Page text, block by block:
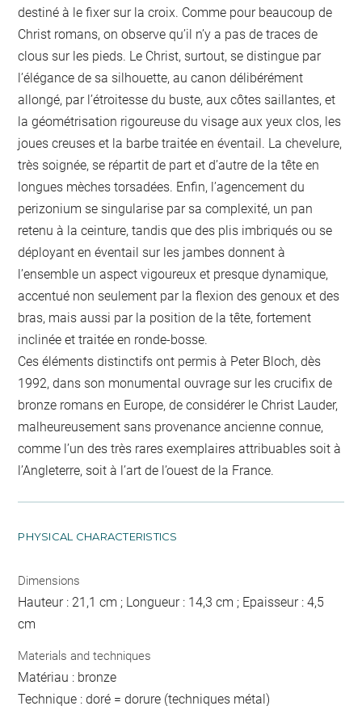
destiné à le fixer sur la croix. Comme pour beaucoup de
Christ romans, on observe qu’il n’y a pas de traces de
clous sur les pieds. Le Christ, surtout, se distingue par
l’élégance de sa silhouette, au canon délibérément
allongé, par l’étroitesse du buste, aux côtes saillantes, et
la géométrisation rigoureuse du visage aux yeux clos, les
joues creuses et la barbe traitée en éventail. La chevelure,
très soignée, se répartit de part et d’autre de la tête en
longues mèches torsadées. Enfin, l’agencement du
perizonium se singularise par sa complexité, un pan
retenu à la ceinture, tandis que des plis imbriqués ou se
déployant en éventail sur les jambes donnent à
l’ensemble un aspect vigoureux et presque dynamique,
accentué non seulement par la flexion des genoux et des
bras, mais aussi par la position de la tête, fortement
inclinée et traitée en ronde-bosse.
Ces éléments distinctifs ont permis à Peter Bloch, dès
1992, dans son monumental ouvrage sur les crucifix de
bronze romans en Europe, de considérer le Christ Lauder,
malheureusement sans provenance ancienne connue,
comme l’un des très rares exemplaires attribuables soit à
l’Angleterre, soit à l’art de l’ouest de la France.
PHYSICAL CHARACTERISTICS
Dimensions
Hauteur : 21,1 cm ; Longueur : 14,3 cm ; Epaisseur : 4,5
cm
Materials and techniques
Matériau : bronze
Technique : doré = dorure (techniques métal)